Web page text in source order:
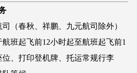
春秋、祥鹏、九元航司除外）
班起飞前12小时起至航班起飞前1
、打印登机牌、托运常规行李